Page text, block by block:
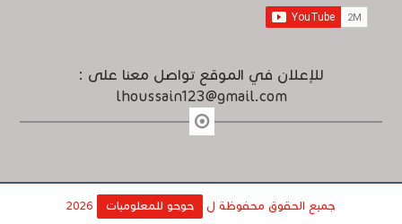
للإعلان في الموقع تواصل معنا على :
lhoussain123@gmail.com
جميع الحقوق محفوظة ل حوحو للمعلوميات